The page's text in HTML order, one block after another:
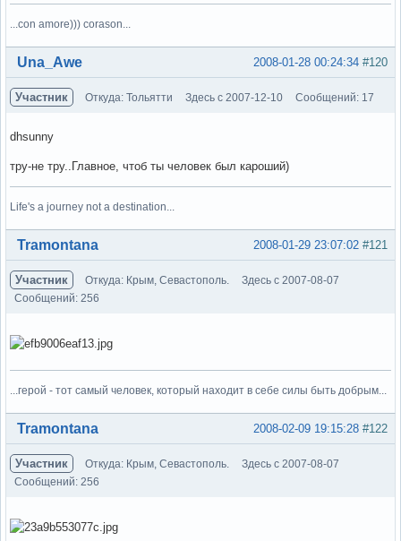
...con amore))) corason...
Вне форума #120
2008-01-28 00:24:34
Una_Awe
Участник Откуда: Тольятти Здесь с 2007-12-10 Сообщений: 17
dhsunny
тру-не тру..Главное, чтоб ты человек был кароший)
Life's a journey not a destination...
Вне форума #121
2008-01-29 23:07:02
Tramontana
Участник Откуда: Крым, Севастополь.
Здесь с 2007-08-07
Сообщений: 256
...герой - тот самый человек, который находит в себе силы быть добрым...
Вне форума #122
2008-02-09 19:15:28
Tramontana
Участник Откуда: Крым, Севастополь.
Здесь с 2007-08-07
Сообщений: 256